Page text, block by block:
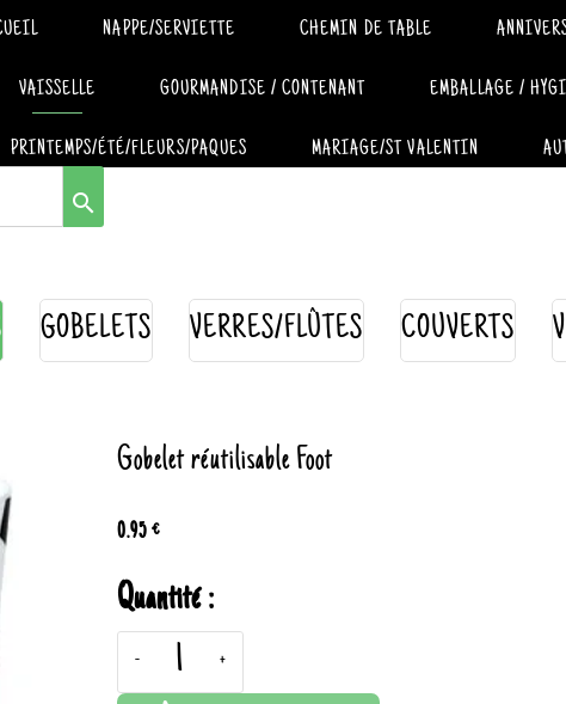
NAPPE/SERVIETTE CHEMIN DE TABLE
VAISSELLE GOURMANDISE / CONTENANT EMBALLAGE /
PRINTEMPS/ÉTÉ/FLEURS/PAQUES MARIAGE/ST VALENTIN
search
GOBELETS VERRES/FLÛTES COUVERTS
Gobelet réutilisable Foot
0.95 €
Quantité :
- +